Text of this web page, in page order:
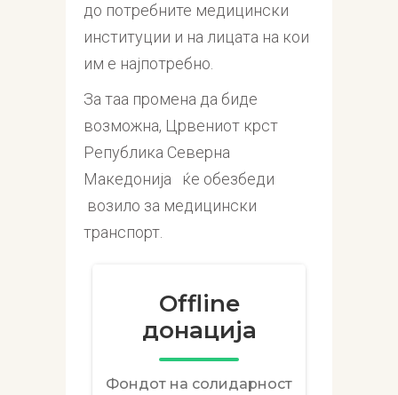
до потребните медицински
институции и на лицата на кои
им е најпотребно.
За таа промена да биде
возможна, Црвениот крст
Република Северна
Македонија ќе обезбеди
возило за медицински
транспорт.